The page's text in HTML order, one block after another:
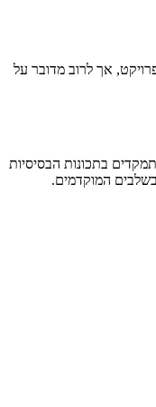
אך לרוב מדובר על
בתכונות הבסיסיות
המוקדמים.